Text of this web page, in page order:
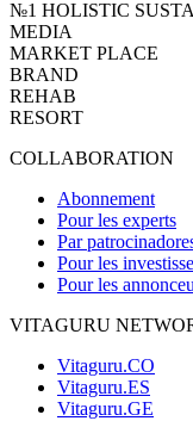
№1 HOLISTIC
MEDIA
MARKET PLACE
BRAND
REHAB
RESORT
COLLABORATION
Abonnement
Pour les experts
Par
Pour les
Pour les
VITAGURU
Vitaguru.CO
Vitaguru.ES
Vitaguru.GE